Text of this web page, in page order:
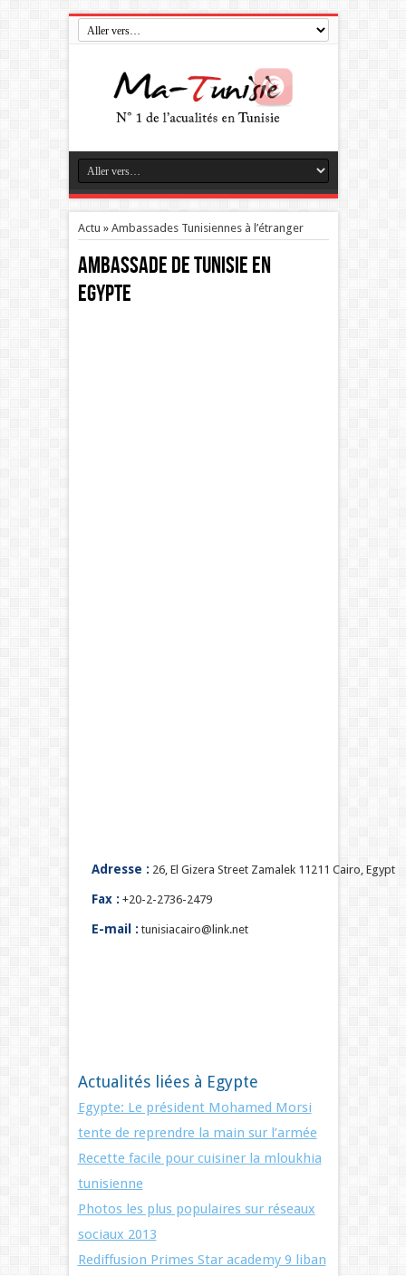
Actu » Ambassades Tunisiennes à l’étranger
Ambassade de Tunisie en
Egypte
Adresse : 26, El Gizera Street Zamalek 11211 Cairo, Egypt
Fax : +20-2-2736-2479
E-mail : tunisiacairo@link.net
Actualités liées à Egypte
Egypte: Le président Mohamed Morsi
tente de reprendre la main sur l’armée
Recette facile pour cuisiner la mloukhia
tunisienne
Photos les plus populaires sur réseaux
sociaux 2013
Rediffusion Primes Star academy 9 liban